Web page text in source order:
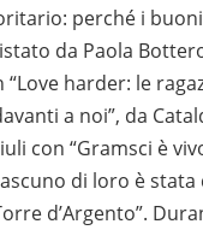
perché i
da Paola
“Love harder: le
a noi”, da
con “Gramsci è
di loro è stata
d’Argento”.